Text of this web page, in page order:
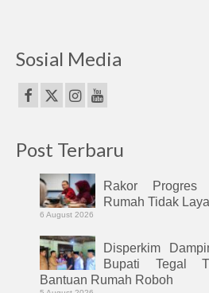
Sosial Media
Post Terbaru
Rakor Progres
Rumah Tidak
6 August 2026
Disperkim
Bupati Tegal
Bantuan Rumah Roboh